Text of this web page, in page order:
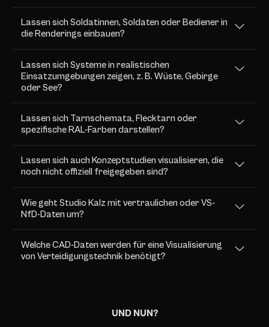
Lassen sich Soldatinnen, Soldaten oder Bediener in
die Renderings einbauen?
Lassen sich Systeme in realistischen
Einsatzumgebungen zeigen, z. B. Wüste, Gebirge
oder See?
Lassen sich Tarnschemata, Flecktarn oder
spezifische RAL-Farben darstellen?
Lassen sich auch Konzeptstudien visualisieren, die
noch nicht offiziell freigegeben sind?
Wie geht Studio Kalz mit vertraulichen oder VS-
NfD-Daten um?
Welche CAD-Daten werden für eine Visualisierung
von Verteidigungstechnik benötigt?
UND NUN?